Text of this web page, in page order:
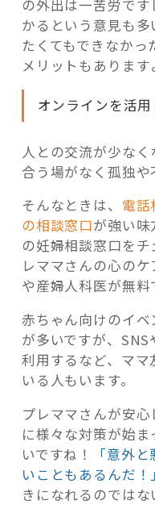
の外出は一苦労で
かるという意見も
たくてもできなかっ
メリットもあります
オンラインを活
人との交流が少な
合う場がなく孤独や
そんなときは、 電話
の相談窓口が強い味
の妊婦相談窓口を
レママさんの心の
や産婦人科医が無
赤ちゃん向けのイ
が多いですが、
利用するなど、ママ
いる人もいます。
プレママさんが安
に様々な対策が始
いですね！
「意外
いこともあるんだ！」
きになれるのでは